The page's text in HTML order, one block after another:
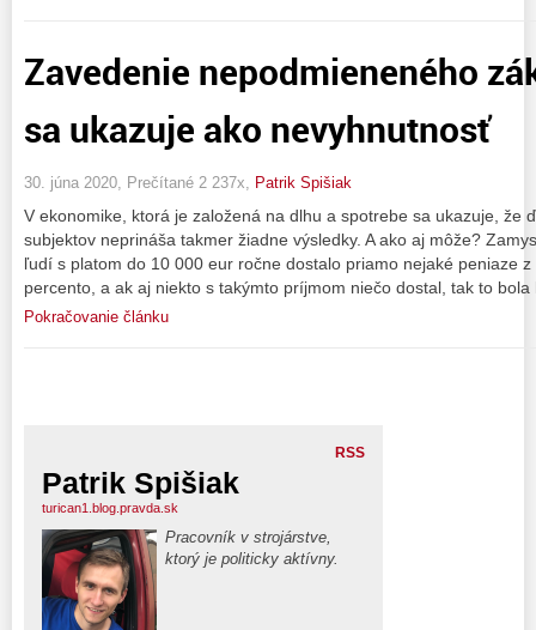
Zavedenie nepodmieneného
sa ukazuje ako nevyhnutnosť
30. júna 2020, Prečítané 2 237x, Patrik Spišiak
V ekonomike, ktorá je založená na dlhu a spotrebe sa ukazuje, že
subjektov neprináša takmer žiadne výsledky. A ako aj môže?
ľudí s platom do 10 000 eur ročne dostalo priamo nejaké peniaze
percento, a ak aj niekto s takýmto príjmom niečo dostal, tak to
Pokračovanie článku
RSS
Patrik Spišiak
turican1.blog.pravda.sk
Pracovník v strojárstve,
ktorý je politicky aktívny.